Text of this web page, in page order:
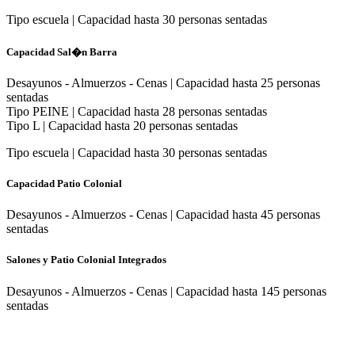
Tipo escuela | Capacidad hasta 30 personas sentadas
Capacidad Sal�n Barra
Desayunos - Almuerzos - Cenas | Capacidad hasta 25 personas
sentadas
Tipo PEINE | Capacidad hasta 28 personas sentadas
Tipo L | Capacidad hasta 20 personas sentadas
Tipo escuela | Capacidad hasta 30 personas sentadas
Capacidad Patio Colonial
Desayunos - Almuerzos - Cenas | Capacidad hasta 45 personas
sentadas
Salones y Patio Colonial Integrados
Desayunos - Almuerzos - Cenas | Capacidad hasta 145 personas
sentadas